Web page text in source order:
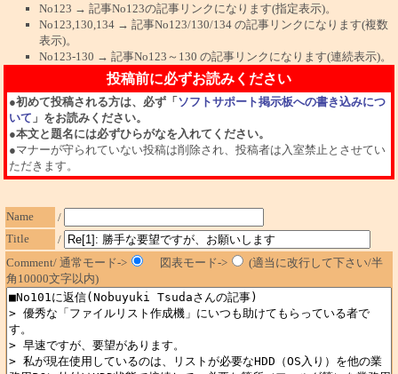
No123 → 記事No123の記事リンクになります(指定表示)。
No123,130,134 → 記事No123/130/134 の記事リンクになります(複数
表示)。
No123-130 → 記事No123～130 の記事リンクになります(連続表示)。
投稿前に必ずお読みください
●初めて投稿される方は、必ず「 ソフトサポート掲示板への書き込みにつ
いて 」をお読みください。
●本文と題名には必ずひらがなを入れてください。
●マナーが守られていない投稿は削除され、投稿者は入室禁止とさせてい
ただきます。
Name
/
Title
/
Comment/ 通常モード->
図表モード->
(適当に改行して下さい/半
角10000文字以内)